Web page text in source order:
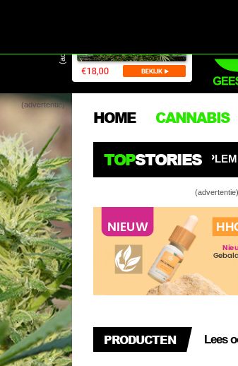
(advertentie)
(advertentie)
HOME CANNABIS
TOPSTORIES
EN SUPPLEMENTEN:
(advertentie)
PRODUCTEN Lees